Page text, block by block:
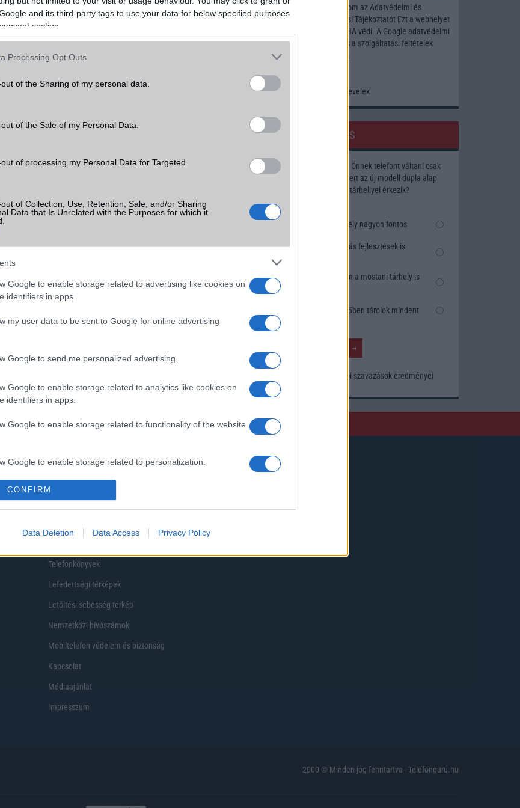
and its third-party tags to use your data for below specified purposes
section.
Processing Opt Outs
of the Sharing of my personal data.
of the Sale of my Personal Data.
of processing my Personal Data for Targeted
of Collection, Use, Retention, Sale, and/or Sharing
Data that Is Unrelated with the Purposes for which it
Google to enable storage related to advertising like cookies on
identifiers in apps.
my user data to be sent to Google for online advertising
Google to send me personalized advertising.
Google to enable storage related to analytics like cookies on
identifiers in apps.
Google to enable storage related to functionality of the website
Google to enable storage related to personalization.
Google to enable storage related to security, including
functionality and fraud prevention, and other user protection.
CONFIRM
Data Deletion Data Access Privacy Policy
Elfogadom az Adatvédelmi és
Adatkezelési TájékoztatótEzt a webhelyet
a reCAPTCHA védi. A Google adatvédelmi
és a szolgáltatási feltételek
Korábbi hírlevelek
SZAVAZÁS
Megérné Önnek telefont váltani csak
azért, mert az új modell dupla alap
tárhellyel érkezik?
Igen, a tárhely nagyon fontos
Talán, ha más fejlesztések is
Nem, nekem a mostani tárhely is
Inkább felhőben tárolok mindent
Korábbi szavazások eredményei
Árak Tanácsdóguru
Wiki
Telefonkönyvek
Lefedettségi térképek
Letöltési sebesség térkép
Nemzetközi hívószámok
Mobiltelefon védelem és biztonság
Kapcsolat
Médiaajánlat
Impresszum
2000 © Minden jog fenntartva - Telefonguru.hu